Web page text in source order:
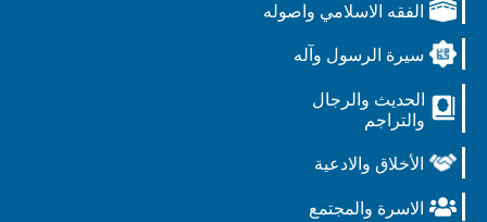
الفقه الاسلامي واصوله
سيرة الرسول وآله
الحديث والرجال
والتراجم
الأخلاق والادعية
الاسرة والمجتمع